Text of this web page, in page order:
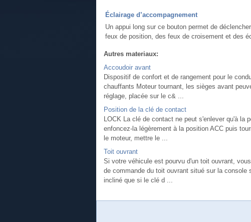
Éclairage d’accompagnement
Un appui long sur ce bouton permet de
feux de position, des feux de croisement et des
Autres materiaux:
Accoudoir avant
Dispositif de confort et de rangement pour le
chauffants Moteur tournant, les sièges avant
réglage, placée sur le c& ...
Position de la clé de contact
LOCK La clé de contact ne peut s'enlever qu'à la
enfoncez-la légèrement à la position ACC puis
le moteur, mettre le ...
Toit ouvrant
Si votre véhicule est pourvu d'un toit ouvrant,
de commande du toit ouvrant situé sur la
incliné que si le clé d ...